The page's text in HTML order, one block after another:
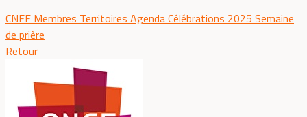
CNEF Membres Territoires AgendaCélébrations 2025 Semaine
de prière
Retour